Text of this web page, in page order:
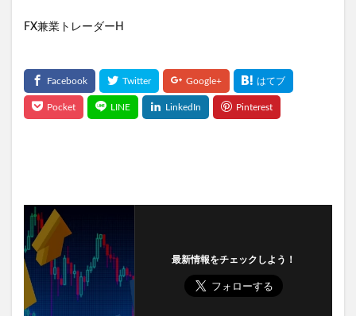
FX兼業トレーダーH
最新情報をチェックしよう！